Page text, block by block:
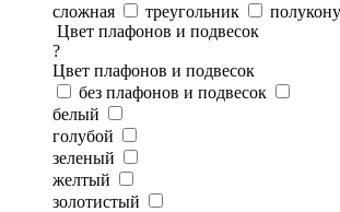
сложная
треугольник
Цвет плафонов и подвесок
?
Цвет плафонов и подвесок
без плафонов и подвесок
белый
голубой
зеленый
желтый
золотистый